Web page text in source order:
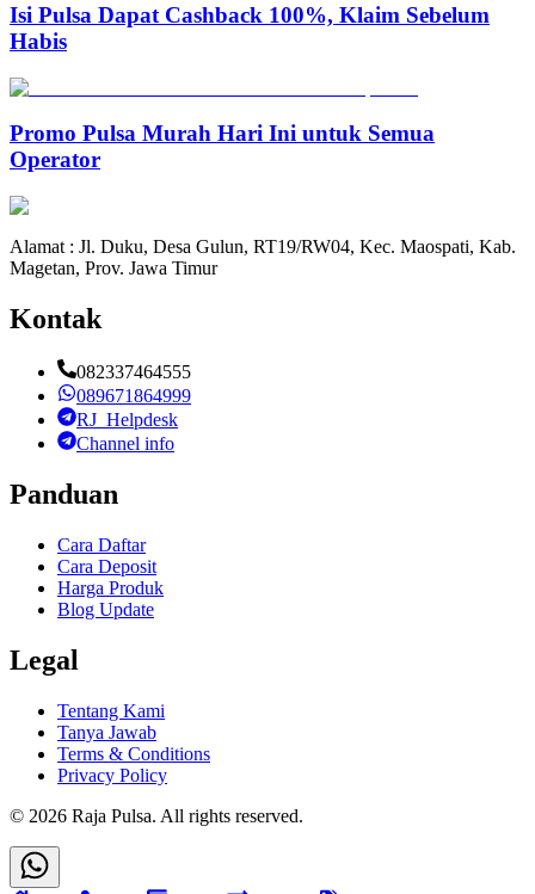
Isi Pulsa Dapat Cashback 100%, Klaim Sebelum
Habis
Promo Pulsa Murah Hari Ini untuk Semua
Operator
Alamat : Jl. Duku, Desa Gulun, RT19/RW04, Kec. Maospati, Kab.
Magetan, Prov. Jawa Timur
Kontak
082337464555
089671864999
RJ_Helpdesk
Channel info
Panduan
Cara Daftar
Cara Deposit
Harga Produk
Blog Update
Legal
Tentang Kami
Tanya Jawab
Terms & Conditions
Privacy Policy
© 2026 Raja Pulsa. All rights reserved.